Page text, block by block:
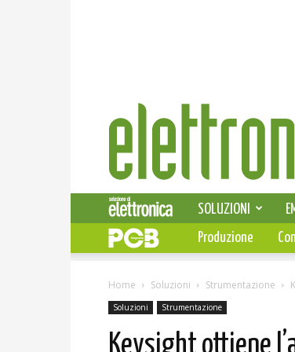
Elettronica
News
SOLUZIONI
Produzione
Home Soluzioni Strumentazione
Soluzioni Strumentazione
Keysight ottiene